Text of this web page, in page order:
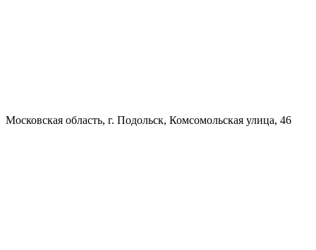
Московская область, г. Подольск, Комсомольская улица, 46